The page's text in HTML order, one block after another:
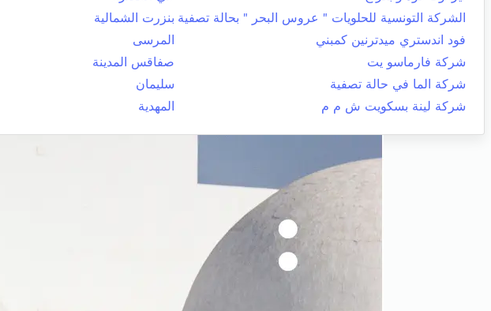
الشركة التونسية للحلويات " عروس البحر " بحالة تصفية بنزرت الشمالية
فود اندستري ميدترنين كمبني
المرسى
شركة فارماسو يت
صفاقس المدينة
شركة الما في حالة تصفية
سليمان
شركة لينة بسكويت ش م م
المهدية